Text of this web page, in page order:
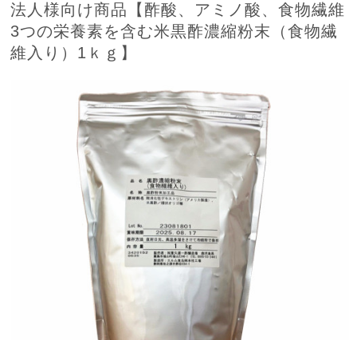
法人様向け商品【酢酸、アミノ酸、食物繊維
3つの栄養素を含む米黒酢濃縮粉末（食物繊
維入り）1ｋｇ】